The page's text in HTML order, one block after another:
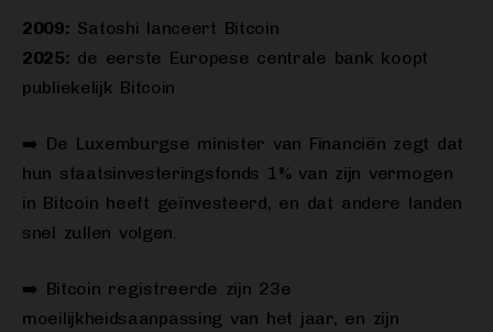
2009: Satoshi lanceert Bitcoin
2025: de eerste Europese centrale bank koopt
publiekelijk Bitcoin
➡️ De Luxemburgse minister van Financiën zegt dat
hun staatsinvesteringsfonds 1% van zijn vermogen
in Bitcoin heeft geïnvesteerd, en dat andere landen
snel zullen volgen.
➡️ Bitcoin registreerde zijn 23e
moeilijkheidsaanpassing van het jaar, en zijn